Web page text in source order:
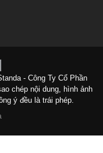
- Công Ty Cổ Phần
chép nội dung, hình ảnh
ý đều là trái phép.